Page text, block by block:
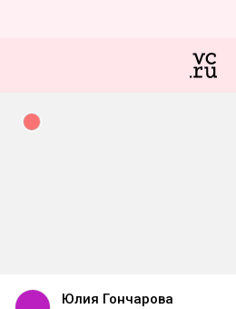
Юлия Гончарова